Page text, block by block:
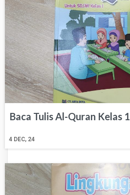
Baca Tulis Al-Quran Kelas 1
4 DEC, 24